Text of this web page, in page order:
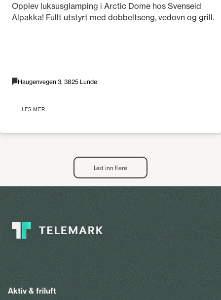
Opplev luksusglamping i Arctic Dome hos Svenseid
Alpakka! Fullt utstyrt med dobbeltseng, vedovn og grill.
Haugenvegen 3, 3825 Lunde
LES MER
Last inn flere
Aktiv & friluft